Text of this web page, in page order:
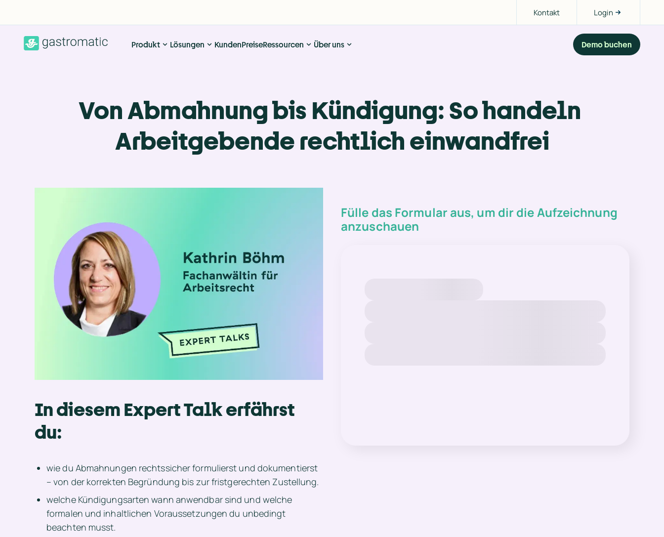
Kontakt Login
Produkt Lösungen KundenPreiseRessourcen Über uns Demo buchen
Von Abmahnung bis Kündigung: So handeln
Arbeitgebende rechtlich einwandfrei
In diesem Expert Talk erfährst
du:
wie du Abmahnungen rechtssicher formulierst und dokumentierst
– von der korrekten Begründung bis zur fristgerechten Zustellung.
welche Kündigungsarten wann anwendbar sind und welche
formalen und inhaltlichen Voraussetzungen du unbedingt
beachten musst.
Fülle das Formular aus, um dir die Aufzeichnung
anzuschauen